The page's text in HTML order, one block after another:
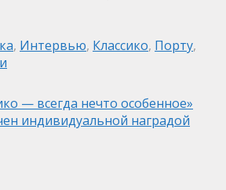
, Интервью, Классико, Порту,
— всегда нечто особенное»
индивидуальной наградой